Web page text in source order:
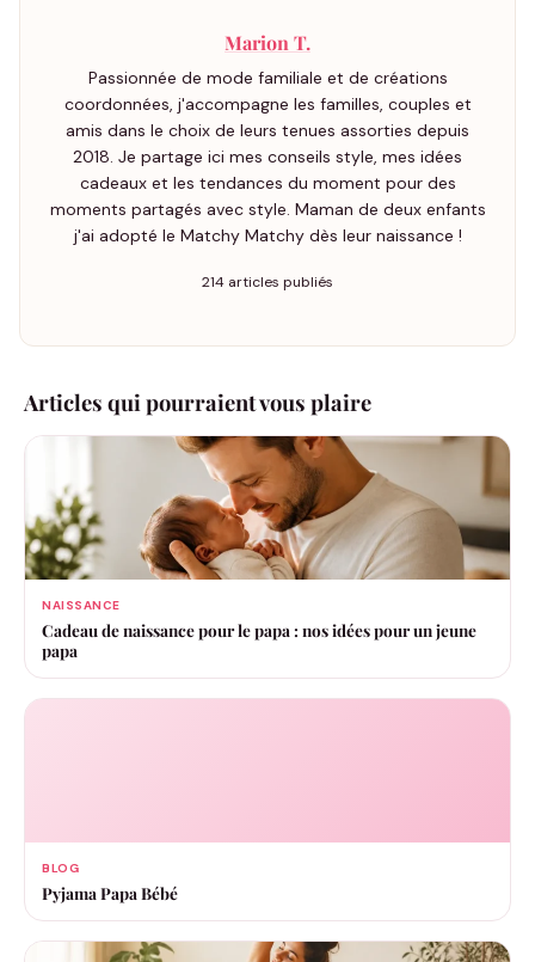
Marion T.
Passionnée de mode familiale et de créations
coordonnées, j'accompagne les familles, couples et
amis dans le choix de leurs tenues assorties depuis
2018. Je partage ici mes conseils style, mes idées
cadeaux et les tendances du moment pour des
moments partagés avec style. Maman de deux enfants
j'ai adopté le Matchy Matchy dès leur naissance !
214 articles publiés
Articles qui pourraient vous plaire
NAISSANCE
Cadeau de naissance pour le papa : nos idées pour un jeune
papa
BLOG
Pyjama Papa Bébé